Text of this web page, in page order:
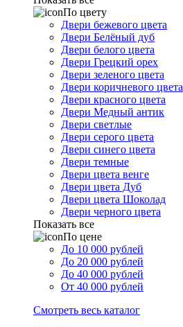
По цвету
Двери бежевого цвета
Двери Белёный дуб
Двери белого цвета
Двери Грецкий орех
Двери зеленого цвета
Двери коричневого цвета
Двери красного цвета
Двери Медный антик
Двери светлые
Двери серого цвета
Двери синего цвета
Двери темные
Двери цвета венге
Двери цвета Дуб
Двери цвета Шоколад
Двери черного цвета
Показать все
По цене
До 10 000 рублей
До 20 000 рублей
До 40 000 рублей
От 40 000 рублей
Смотреть весь каталог